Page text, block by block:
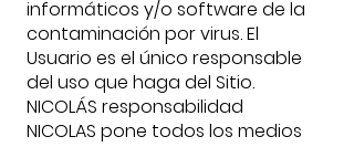
informáticos y/o software de la
contaminación por virus. El
Usuario es el único responsable
del uso que haga del Sitio.
NICOLÁS responsabilidad
NICOLAS pone todos los medios